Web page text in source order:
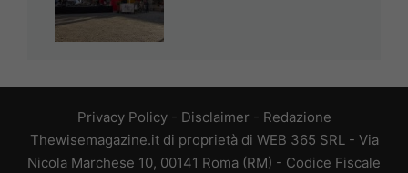
Privacy Policy- Disclaimer - Redazione
Thewisemagazine.it di proprietà di WEB 365 SRL - Via
Nicola Marchese 10, 00141 Roma (RM) - Codice Fiscale